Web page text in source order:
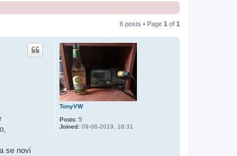
6 posts • Page 1 of 1
TonyVW
Posts: 5
Joined: 09-06-2019, 18:31
se novi